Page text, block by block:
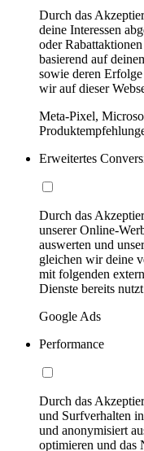
Durch das
deine Interessen
oder
basierend auf
sowie deren
wir auf dieser
Meta-Pixel,
Erweitertes
Durch das
unserer Online-
auswerten und
gleichen wir deine
mit folgenden
Dienste bereits
Google Ads
Performance
Durch das
und Surfverhalten
und anonymisiert
optimieren und das